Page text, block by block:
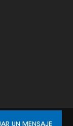
UN MENSAJE